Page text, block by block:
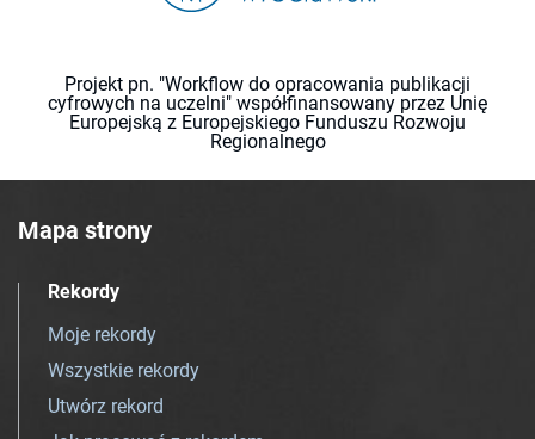
Projekt pn. "Workflow do opracowania publikacji
cyfrowych na uczelni" współfinansowany przez Unię
Europejską z Europejskiego Funduszu Rozwoju
Regionalnego
Mapa strony
Rekordy
Moje rekordy
Wszystkie rekordy
Utwórz rekord